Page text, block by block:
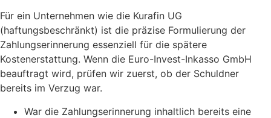
Für ein Unternehmen wie die Kurafin UG
(haftungsbeschränkt) ist die präzise Formulierung der
Zahlungserinnerung essenziell für die spätere
Kostenerstattung. Wenn die Euro-Invest-Inkasso GmbH
beauftragt wird, prüfen wir zuerst, ob der Schuldner
bereits im Verzug war.
War die Zahlungserinnerung inhaltlich bereits eine